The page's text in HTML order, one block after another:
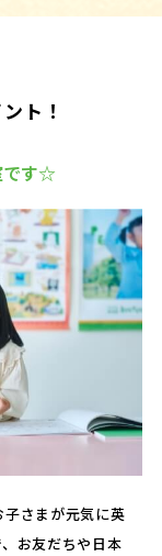
ト！
です☆
さまが元気に英
お友だちや日本